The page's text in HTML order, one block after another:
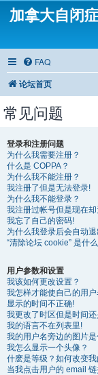
加拿大自闭
FAQ
论坛首页
常见问题
登录和注册问题
为什么我需要注册？
什么是 COPPA？
为什么我不能注册？
我注册了但是无法登录!
为什么我不能登录？
我注册过帐号但是现在却
我忘了自己的密码!
为什么我登录后会自动退
“清除论坛 cookie” 是什
用户参数和设置
我该如何更改设置？
我怎样才能使自己的用
显示的时间不正确!
我更改了时区但是时间
我的语言不在列表里!
我的用户名旁边的图片是
我怎么显示一个头像？
什麽是等级？如何改变我
当我点击用户的 email